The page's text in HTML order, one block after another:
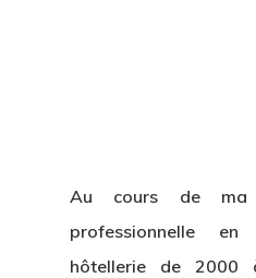
Au cours de ma
professionnelle
hôtellerie de 2000